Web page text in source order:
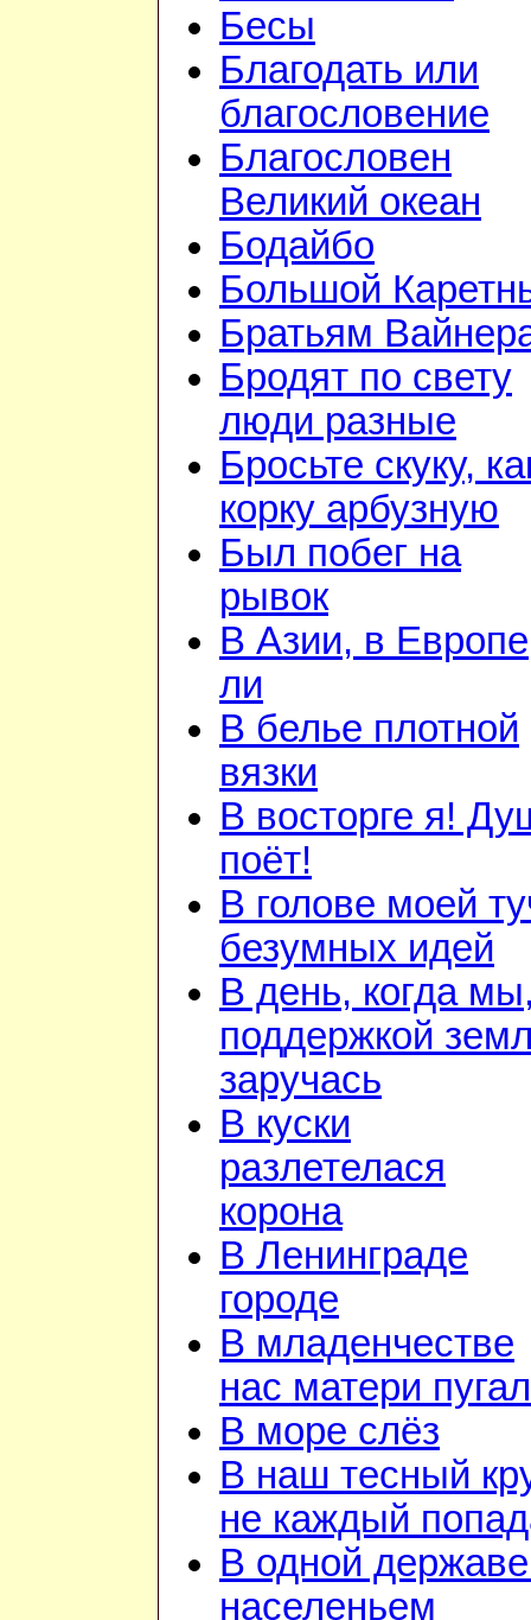
Бесы
Благодать или
благословение
Благословен
Великий океан
Бодайбо
Большой
Братьям
Бродят по свету
люди разные
Бросьте скуку,
корку арбузную
Был побег на
рывок
В Азии, в Европе
ли
В белье плотной
вязки
В восторге я!
поёт!
В голове моей
безумных идей
В день, когда
поддержкой
заручась
В куски
разлетелася
корона
В Ленинграде
городе
В младенчестве
нас матери
В море слёз
В наш тесный
не каждый
В одной
населеньем